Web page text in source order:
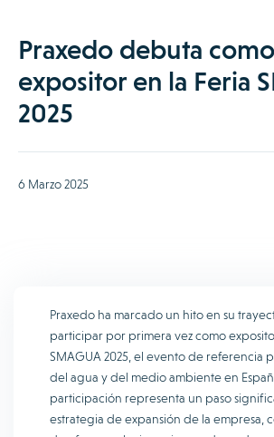
Praxedo debuta como
expositor en la Feria
2025
6 Marzo 2025
Praxedo ha marcado un hito en su
participar por primera vez como
SMAGUA 2025, el evento de referencia
del agua y del medio ambiente en
participación representa un paso
estrategia de expansión de la empresa,